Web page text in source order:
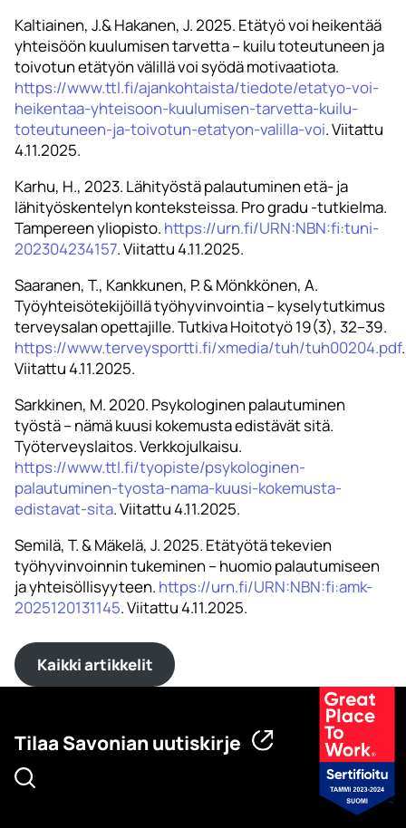
Kaltiainen, J.& Hakanen, J. 2025. Etätyö voi heikentää
yhteisöön kuulumisen tarvetta – kuilu toteutuneen ja
toivotun etätyön välillä voi syödä motivaatiota.
https://www.ttl.fi/ajankohtaista/tiedote/etatyo-voi-
heikentaa-yhteisoon-kuulumisen-tarvetta-kuilu-
toteutuneen-ja-toivotun-etatyon-valilla-voi. Viitattu
4.11.2025.
Karhu, H., 2023. Lähityöstä palautuminen etä- ja
lähityöskentelyn konteksteissa. Pro gradu -tutkielma.
Tampereen yliopisto. https://urn.fi/URN:NBN:fi:tuni-
202304234157. Viitattu 4.11.2025.
Saaranen, T., Kankkunen, P. & Mönkkönen, A.
Työyhteisötekijöillä työhyvinvointia – kyselytutkimus
terveysalan opettajille. Tutkiva Hoitotyö 19(3), 32–39.
https://www.terveysportti.fi/xmedia/tuh/tuh00204.pdf.
Viitattu 4.11.2025.
Sarkkinen, M. 2020. Psykologinen palautuminen
työstä – nämä kuusi kokemusta edistävät sitä.
Työterveyslaitos. Verkkojulkaisu.
https://www.ttl.fi/tyopiste/psykologinen-
palautuminen-tyosta-nama-kuusi-kokemusta-
edistavat-sita. Viitattu 4.11.2025.
Semilä, T. & Mäkelä, J. 2025. Etätyötä tekevien
työhyvinvoinnin tukeminen – huomio palautumiseen
ja yhteisöllisyyteen. https://urn.fi/URN:NBN:fi:amk-
2025120131145. Viitattu 4.11.2025.
Kaikki artikkelit
Tilaa Savonian uutiskirje